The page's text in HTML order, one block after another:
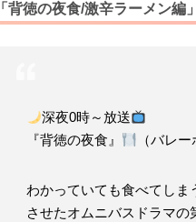
「背徳の夜食/激辛ラーメン編
深夜0時～放送
『背徳の夜食』
（バレ
わかっていても食べてし
させたオムニバスドラマの